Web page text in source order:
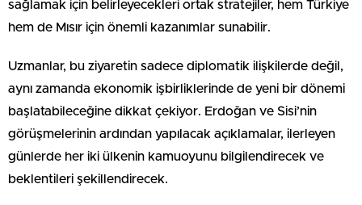
sağlamak için belirleyecekleri ortak stratejiler, hem Türkiye
hem de Mısır için önemli kazanımlar sunabilir.
Uzmanlar, bu ziyaretin sadece diplomatik ilişkilerde değil,
aynı zamanda ekonomik işbirliklerinde de yeni bir dönemi
başlatabileceğine dikkat çekiyor. Erdoğan ve Sisi’nin
görüşmelerinin ardından yapılacak açıklamalar, ilerleyen
günlerde her iki ülkenin kamuoyunu bilgilendirecek ve
beklentileri şekillendirecek.